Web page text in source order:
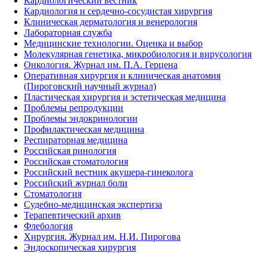
Кардиология и сердечно-сосудистая хирургия
Клиническая дерматология и венерология
Лабораторная служба
Медицинские технологии. Оценка и выбор
Молекулярная генетика, микробиология и вирусология
Онкология. Журнал им. П.А. Герцена
Оперативная хирургия и клиническая анатомия
(Пироговский научный журнал)
Пластическая хирургия и эстетическая медицина
Проблемы репродукции
Проблемы эндокринологии
Профилактическая медицина
Респираторная медицина
Российская ринология
Российская стоматология
Российский вестник акушера-гинеколога
Российский журнал боли
Стоматология
Судебно-медицинская экспертиза
Терапевтический архив
Флебология
Хирургия. Журнал им. Н.И. Пирогова
Эндоскопическая хирургия